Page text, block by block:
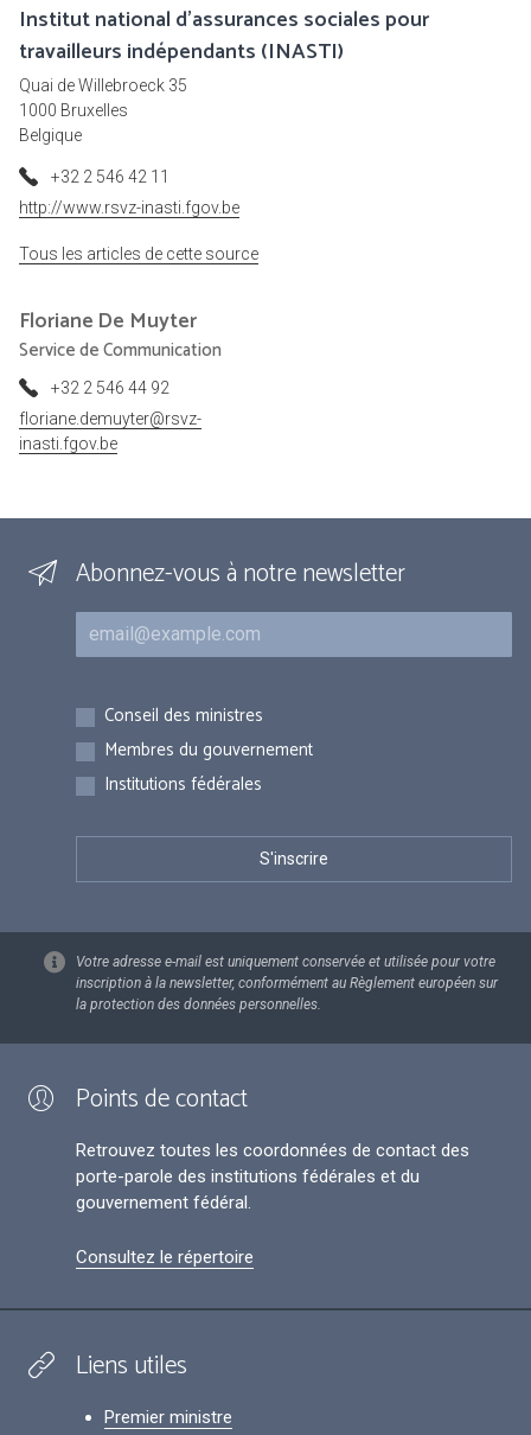
Institut national d'assurances sociales pour
travailleurs indépendants (INASTI)
Quai de Willebroeck 35
1000 Bruxelles
Belgique
+32 2 546 42 11
http://www.rsvz-inasti.fgov.be
Tous les articles de cette source
Floriane De Muyter
Service de Communication
+32 2 546 44 92
floriane.demuyter@rsvz-
inasti.fgov.be
Abonnez-vous à notre newsletter
Courriel
Inscriptions
Conseil des ministres
Membres du gouvernement
Institutions fédérales
Votre adresse e-mail est uniquement conservée et utilisée pour votre
inscription à la newsletter, conformément au Règlement européen sur
la protection des données personnelles.
Points de contact
Retrouvez toutes les coordonnées de contact des
porte-parole des institutions fédérales et du
gouvernement fédéral.
Consultez le répertoire
Liens utiles
Premier ministre